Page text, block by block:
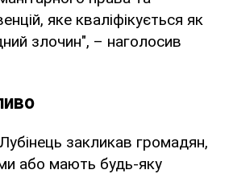
яке кваліфікується як
злочин", – наголосив
закликав громадян,
або мають будь-яку